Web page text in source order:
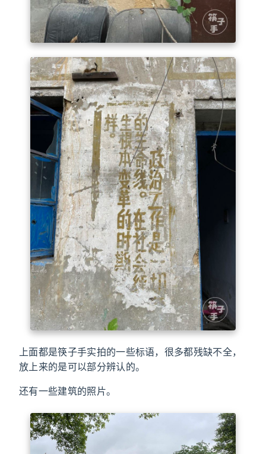
上面都是筷子手实拍的一些标语，很多都残缺不全，
放上来的是可以部分辨认的。
还有一些建筑的照片。